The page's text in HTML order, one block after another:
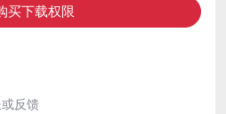
买下载权限
反馈